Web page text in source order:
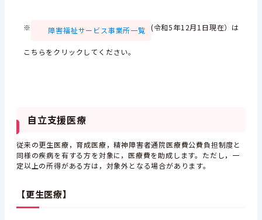
※ 障害福祉サービス事業所一覧 (令和5年12月1日現在）は
こちらをクリックしてください。
自立支援医療
従来の更生医療，育成医療，精神障害者通院医療費公費負担制度と
同様の疾病を有する方を対象に，医療費を助成します。ただし，一
定以上の所得がある方は，対象外となる場合があります。
【更生医療】